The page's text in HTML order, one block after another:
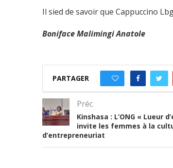
Il sied de savoir que Cappuccino
Boniface Malimingi Anatole
PARTAGER
Préc
Kinshasa : L’ONG « Lueur
invite les femmes à la
d’entrepreneuriat